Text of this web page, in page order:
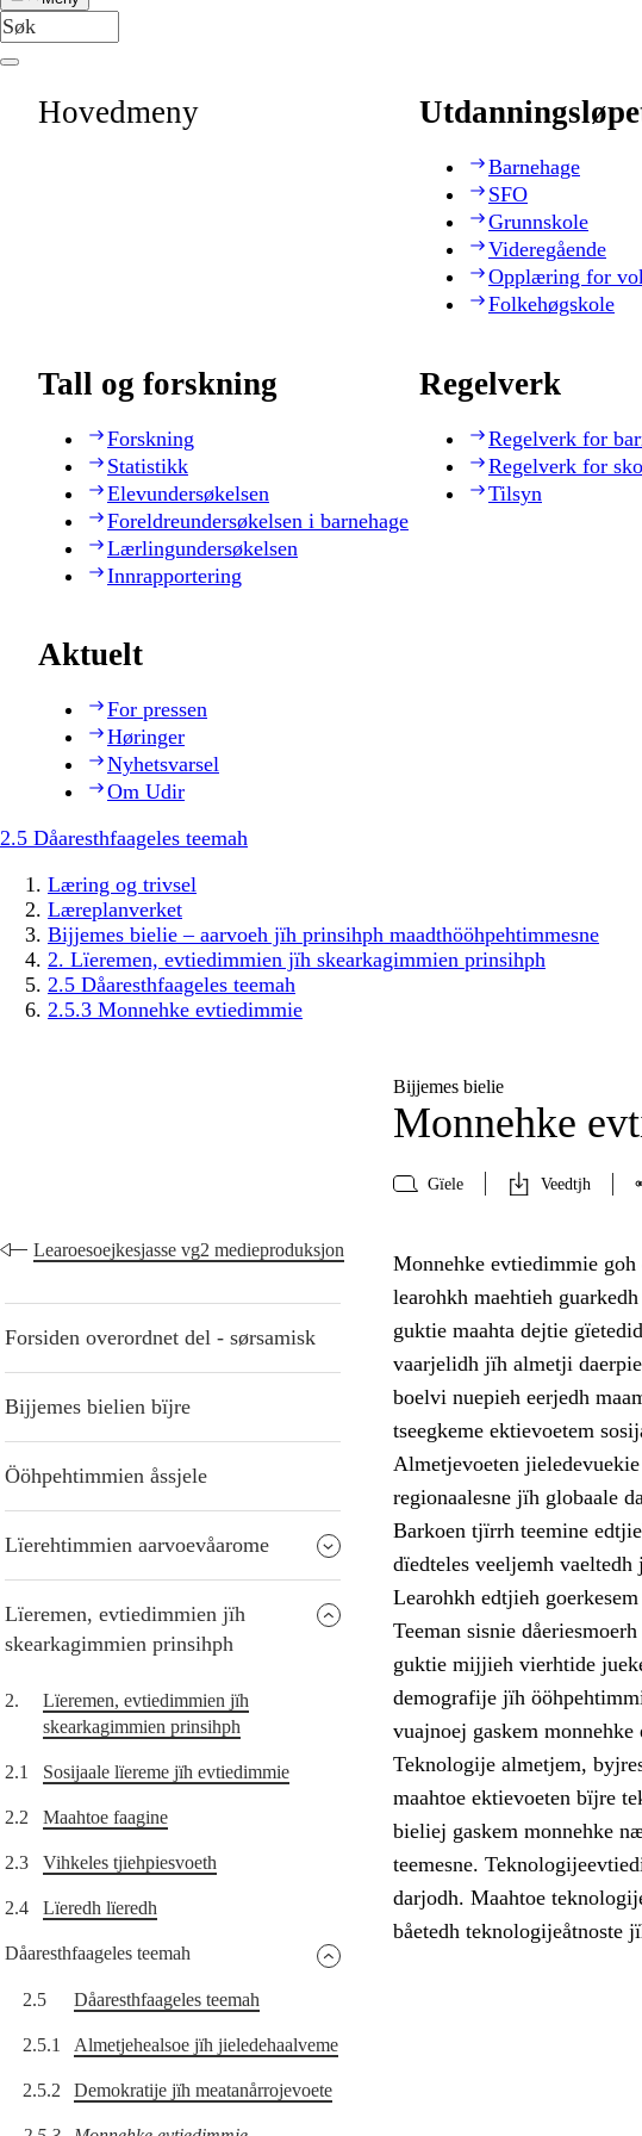
Hovedmeny
Barnehage
SFO
Grunnskole
Videregående
Opplæring for
Folkehøgskole
Tall og forskning
Forskning
Statistikk
Elevundersøkelsen
Foreldreundersøkelsen i barnehage
Lærlingundersøkelsen
Innrapportering
Regelverk
Regelverk for
Regelverk for
Tilsyn
Aktuelt
For pressen
Høringer
Nyhetsvarsel
Om Udir
2.5 Dåaresthfaageles teemah
Læring og trivsel
Læreplanverket
Bijjemes bielie – aarvoeh jïh prinsihph maadthööhpehtimmesne
2. Lïeremen, evtiedimmien jïh skearkagimmien prinsihph
2.5 Dåaresthfaageles teemah
2.5.3 Monnehke evtiedimmie
Bijjemes bielie
Monnehke
Gïele Veedtjh
Learoesoejkesjasse vg2 medieproduksjon
Forsiden overordnet del - sørsamisk
Bijjemes bielien bïjre
Ööhpehtimmien åssjele
Lïerehtimmien aarvoevåarome
Lïeremen, evtiedimmien jïh
skearkagimmien prinsihph
2.
Lïeremen, evtiedimmien jïh
skearkagimmien prinsihph
2.1 Sosijaale lïereme jïh evtiedimmie
2.2 Maahtoe faagine
2.3 Vihkeles tjiehpiesvoeth
2.4 Lïeredh lïeredh
Dåaresthfaageles teemah
2.5 Dåaresthfaageles teemah
2.5.1 Almetjehealsoe jïh jieledehaalveme
2.5.2 Demokratije jïh meatanårrojevoete
Monnehke evtiedimmie goh
learohkh maehtieh
guktie maahta dejtie
vaarjelidh jïh almetji
boelvi nuepieh eerjedh
tseegkeme ektievoetem
Almetjevoeten jieledevuekie
regionaalesne jïh globaale
Barkoen tjïrrh teemine
dïedteles veeljemh
Learohkh edtjieh
Teeman sisnie
guktie mijjieh vierhtide
demografije jïh
vuajnoej gaskem monnehke
Teknologije almetjem,
maahtoe ektievoeten bïjre
bieliej gaskem monnehke
teemesne.
darjodh. Maahtoe
båetedh teknologijeåtnoste